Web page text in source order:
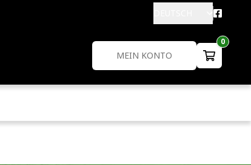
MEIN KONTO
0